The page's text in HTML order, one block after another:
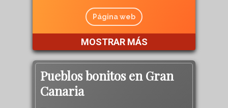
Página web
MOSTRAR MÁS
Pueblos bonitos en Gran
Canaria